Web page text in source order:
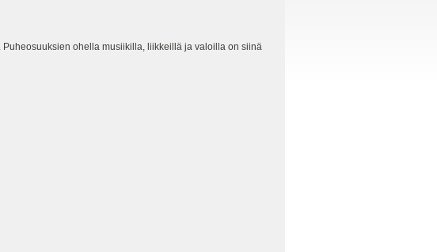
ohella musiikilla, liikkeillä ja valoilla on siinä